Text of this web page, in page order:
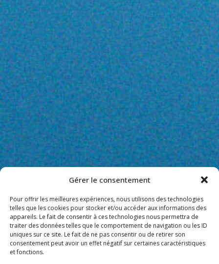
Gérer le consentement
Pour offrir les meilleures expériences, nous utilisons des technologies
telles que les cookies pour stocker et/ou accéder aux informations des
appareils. Le fait de consentir à ces technologies nous permettra de
traiter des données telles que le comportement de navigation ou les ID
uniques sur ce site. Le fait de ne pas consentir ou de retirer son
consentement peut avoir un effet négatif sur certaines caractéristiques
et fonctions.